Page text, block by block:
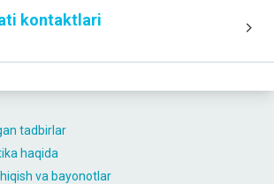
tadbirlar
haqida
va bayonotlar
kontaktlari